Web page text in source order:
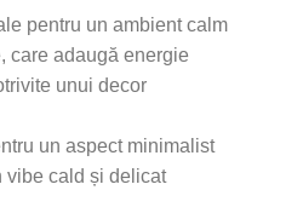
pentru un ambient calm
care adaugă energie
unui decor
un aspect minimalist
vibe cald și delicat